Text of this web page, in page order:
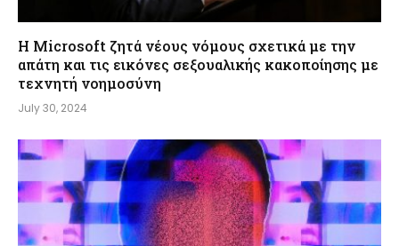
Η Microsoft ζητά νέους νόμους σχετικά με την
απάτη και τις εικόνες σεξουαλικής κακοποίησης με
τεχνητή νοημοσύνη
July 30, 2024